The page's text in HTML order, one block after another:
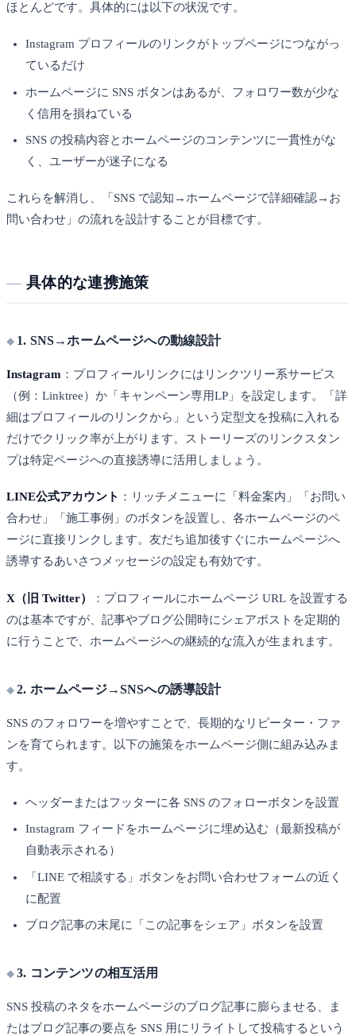
ほとんどです。具体的には以下の状況です。
Instagram プロフィールのリンクがトップページにつながっ
ているだけ
ホームページに SNS ボタンはあるが、フォロワー数が少な
く信用を損ねている
SNS の投稿内容とホームページのコンテンツに一貫性がな
く、ユーザーが迷子になる
これらを解消し、「SNS で認知→ホームページで詳細確認→お
問い合わせ」の流れを設計することが目標です。
具体的な連携施策
1. SNS→ホームページへの動線設計
Instagram ：プロフィールリンクにはリンクツリー系サービス
（例：Linktree）か「キャンペーン専用LP」を設定します。「詳
細はプロフィールのリンクから」という定型文を投稿に入れる
だけでクリック率が上がります。ストーリーズのリンクスタン
プは特定ページへの直接誘導に活用しましょう。
LINE公式アカウント ：リッチメニューに「料金案内」「お問い
合わせ」「施工事例」のボタンを設置し、各ホームページのペ
ージに直接リンクします。友だち追加後すぐにホームページへ
誘導するあいさつメッセージの設定も有効です。
X（旧 Twitter）
：プロフィールにホームページ URL を設置する
のは基本ですが、記事やブログ公開時にシェアポストを定期的
に行うことで、ホームページへの継続的な流入が生まれます。
2. ホームページ→SNSへの誘導設計
SNS のフォロワーを増やすことで、長期的なリピーター・ファ
ンを育てられます。以下の施策をホームページ側に組み込みま
す。
ヘッダーまたはフッターに各 SNS のフォローボタンを設置
Instagram フィードをホームページに埋め込む（最新投稿が
自動表示される）
「LINE で相談する」ボタンをお問い合わせフォームの近く
に配置
ブログ記事の末尾に「この記事をシェア」ボタンを設置
3. コンテンツの相互活用
SNS 投稿のネタをホームページのブログ記事に膨らませる、ま
たはブログ記事の要点を SNS 用にリライトして投稿するという